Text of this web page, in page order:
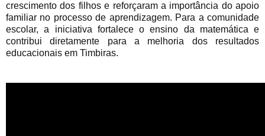
crescimento dos filhos e reforçaram a importância do apoio
familiar no processo de aprendizagem. Para a comunidade
escolar, a iniciativa fortalece o ensino da matemática e
contribui diretamente para a melhoria dos resultados
educacionais em Timbiras.